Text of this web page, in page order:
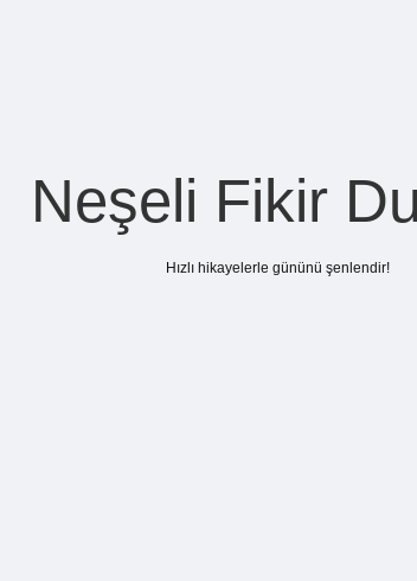
Neşeli Fikir
Hızlı hikayelerle gününü şenlendir!